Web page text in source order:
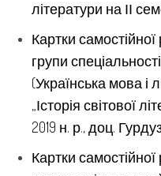
літератури на ІІ
Картки самостійної
групи
(Українська мова і
„Історія світової
2019 н. р., доц.
Картки самостійної